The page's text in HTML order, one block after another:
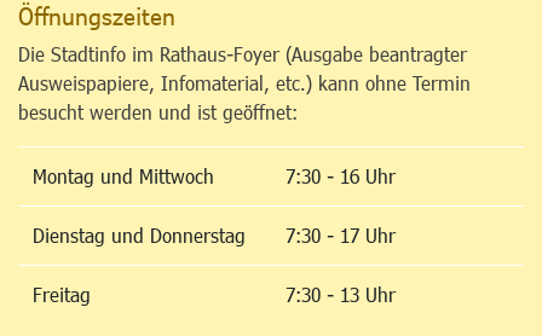
Öffnungszeiten
Die Stadtinfo im Rathaus-Foyer (Ausgabe beantragter
Ausweispapiere, Infomaterial, etc.) kann ohne Termin
besucht werden und ist geöffnet:
Montag und Mittwoch 7:30 - 16 Uhr
Dienstag und Donnerstag 7:30 - 17 Uhr
Freitag 7:30 - 13 Uhr